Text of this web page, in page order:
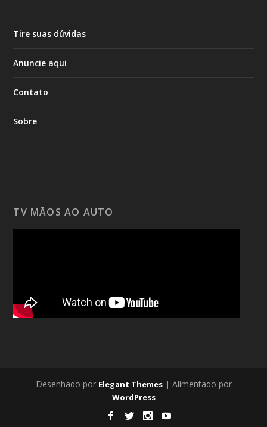
Tire suas dúvidas
Anuncie aqui
Contato
Sobre
TV MÃOS AO AUTO
Desenhado por Elegant Themes| Alimentado por
WordPress